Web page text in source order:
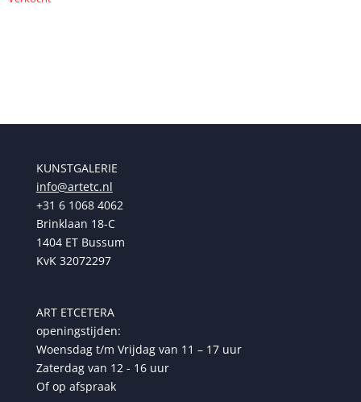
KUNSTGALERIE
info@artetc.nl
+31 6 1068 4062
Brinklaan 18-C
1404 ET Bussum
KvK 32072297
ART ETCETERA
openingstijden:
Woensdag t/m Vrijdag van 11 – 17 uur
Zaterdag van 12 - 16 uur
Of op afspraak